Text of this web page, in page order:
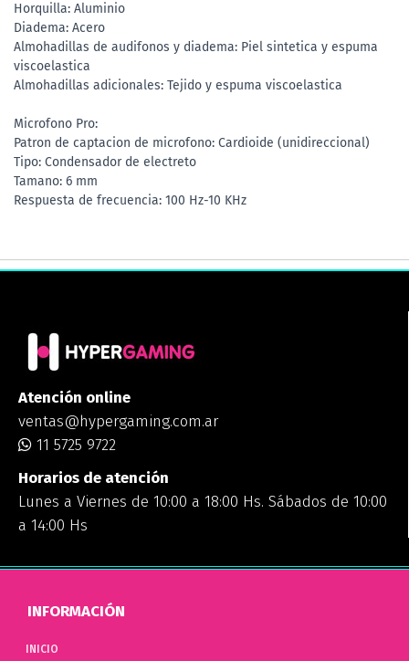
Horquilla: Aluminio
Diadema: Acero
Almohadillas de audifonos y diadema: Piel sintetica y espuma
viscoelastica
Almohadillas adicionales: Tejido y espuma viscoelastica
Microfono Pro:
Patron de captacion de microfono: Cardioide (unidireccional)
Tipo: Condensador de electreto
Tamano: 6 mm
Respuesta de frecuencia: 100 Hz-10 KHz
Atención online
ventas@hypergaming.com.ar
11 5725 9722
Horarios de atención
Lunes a Viernes de 10:00 a 18:00 Hs. Sábados de 10:00
a 14:00 Hs
INFORMACIÓN
INICIO